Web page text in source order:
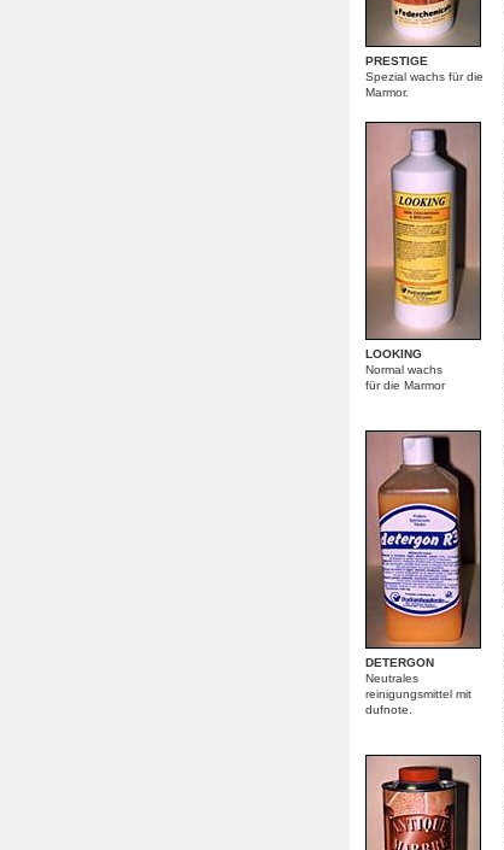
PRESTIGE
Spezial wachs für die
Marmor.
LOOKING
Normal wachs
für die Marmor
DETERGON
Neutrales
reinigungsmittel mit
dufnote.